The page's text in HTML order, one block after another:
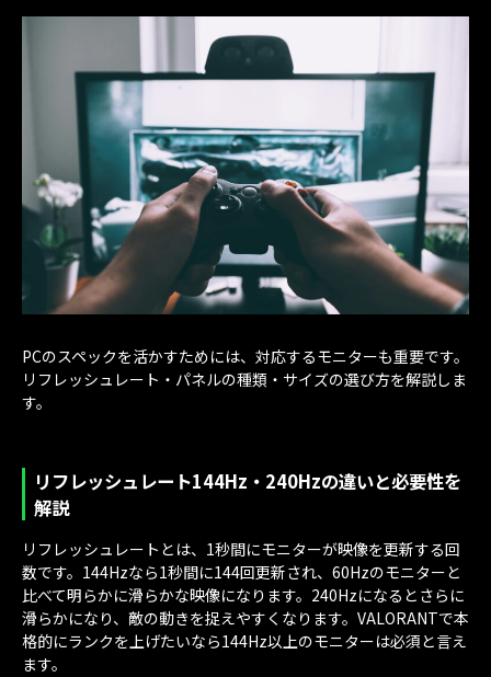
PCのスペックを活かすためには、対応するモニターも重要です。
リフレッシュレート・パネルの種類・サイズの選び方を解説しま
す。
リフレッシュレート144Hz・240Hzの違いと必要性を
解説
リフレッシュレートとは、1秒間にモニターが映像を更新する回
数です。144Hzなら1秒間に144回更新され、60Hzのモニターと
比べて明らかに滑らかな映像になります。240Hzになるとさらに
滑らかになり、敵の動きを捉えやすくなります。VALORANTで本
格的にランクを上げたいなら144Hz以上のモニターは必須と言え
ます。